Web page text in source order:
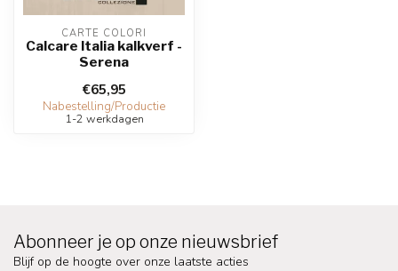
CARTE COLORI
Calcare Italia kalkverf -
Serena
€65,95
Nabestelling/Productie
1-2 werkdagen
Abonneer je op onze nieuwsbrief
Blijf op de hoogte over onze laatste acties